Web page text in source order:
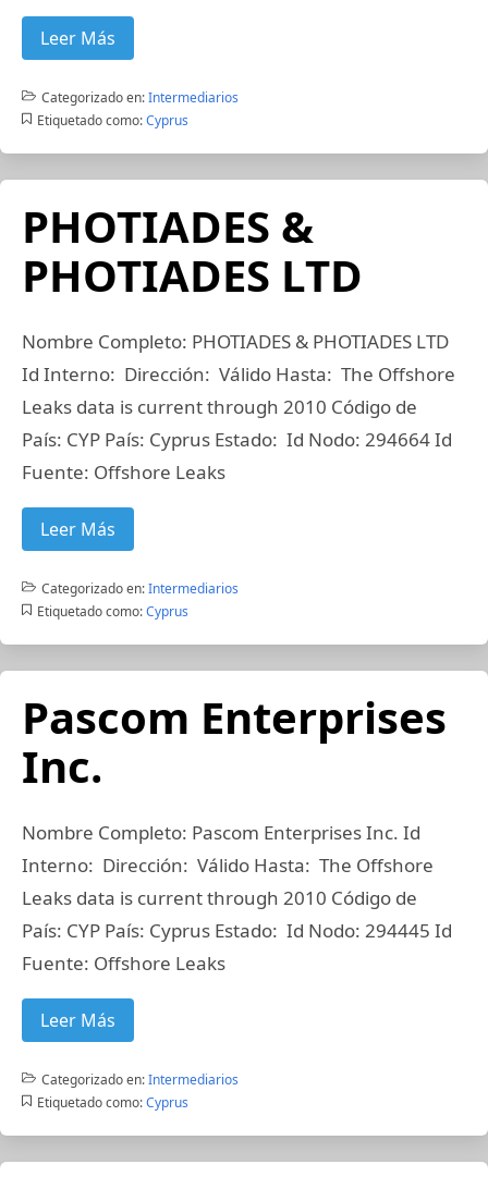
Leer Más
Categorizado en:Intermediarios
Etiquetado como: Cyprus
PHOTIADES &
PHOTIADES LTD
Nombre Completo: PHOTIADES & PHOTIADES LTD
Id Interno: Dirección: Válido Hasta: The Offshore
Leaks data is current through 2010 Código de
País: CYP País: Cyprus Estado: Id Nodo: 294664 Id
Fuente: Offshore Leaks
Leer Más
Categorizado en:Intermediarios
Etiquetado como: Cyprus
Pascom Enterprises
Inc.
Nombre Completo: Pascom Enterprises Inc. Id
Interno: Dirección: Válido Hasta: The Offshore
Leaks data is current through 2010 Código de
País: CYP País: Cyprus Estado: Id Nodo: 294445 Id
Fuente: Offshore Leaks
Leer Más
Categorizado en:Intermediarios
Etiquetado como: Cyprus